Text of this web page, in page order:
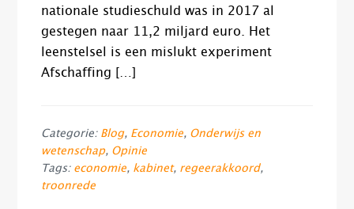
nationale studieschuld was in 2017 al
gestegen naar 11,2 miljard euro. Het
leenstelsel is een mislukt experiment
Afschaffing […]
Categorie: Blog, Economie, Onderwijs en
wetenschap, Opinie
Tags: economie, kabinet, regeerakkoord,
troonrede